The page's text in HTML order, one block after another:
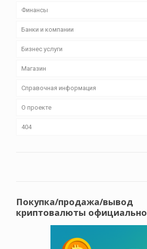
Финансы
Банки и компании
Бизнес уcлуги
Магазин
Справочная информация
О проекте
404
Покупка/продажа/вывод
криптовалюты официально